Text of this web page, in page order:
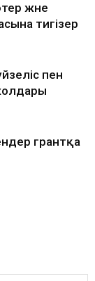
және
тигізер
пен
грантқа